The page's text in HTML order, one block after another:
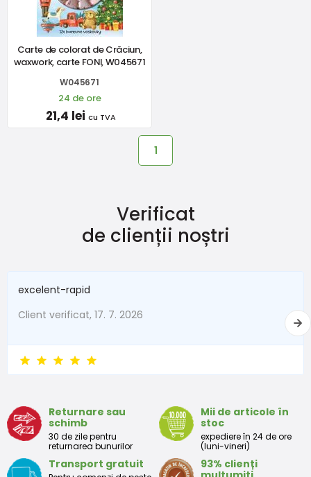
Carte de colorat de Crăciun,
waxwork, carte FONI, W045671
W045671
24 de ore
21,4 lei cu TVA
1
Verificat
de clienții noștri
excelent-rapid
Client verificat, 17. 7. 2026
Returnare sau
schimb
30 de zile pentru
returnarea bunurilor
Mii de articole în
stoc
expediere în 24 de ore
(luni-vineri)
Transport gratuit
93% clienți